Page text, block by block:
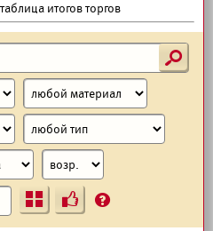
итогов торгов
s
Ъ ?